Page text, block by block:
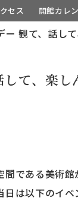
セス 開館カレ
観て、話し
て、楽し
である美術
は以下のイ